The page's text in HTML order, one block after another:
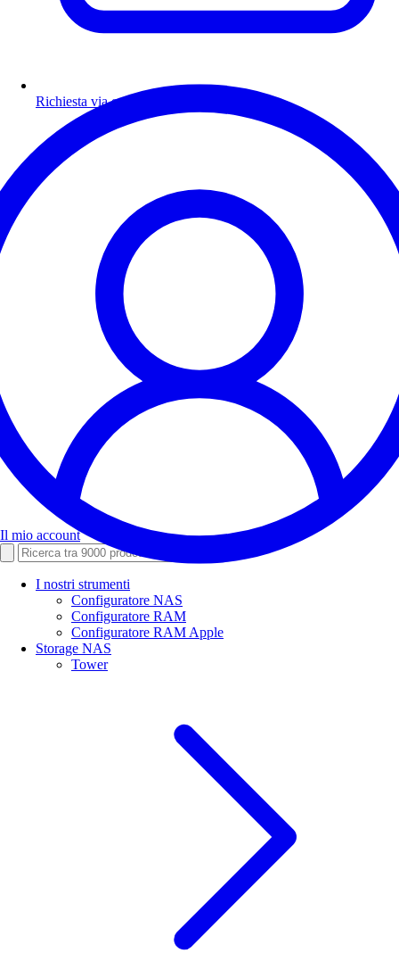
Richiesta via email
Il mio account
I nostri strumenti
Configuratore NAS
Configuratore RAM
Configuratore RAM Apple
Storage NAS
Tower